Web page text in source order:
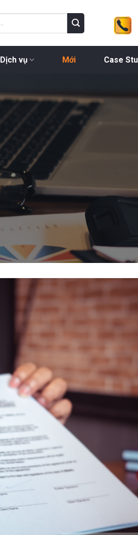
Dịch vụ Mới Case